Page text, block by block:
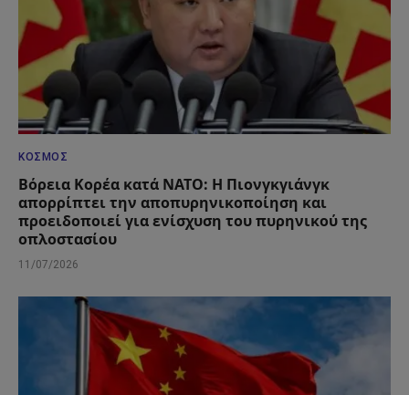
ΚΌΣΜΟΣ
Βόρεια Κορέα κατά ΝΑΤΟ: Η Πιονγκγιάνγκ
απορρίπτει την αποπυρηνικοποίηση και
προειδοποιεί για ενίσχυση του πυρηνικού της
οπλοστασίου
11/07/2026